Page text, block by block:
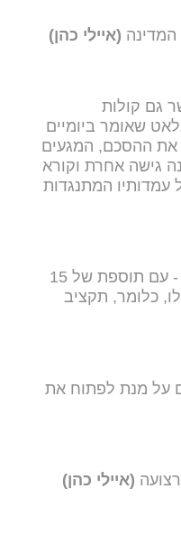
המדינה (איילי כהן)
גם קולות
שאומר ביומיים
את ההסכם, המגעים
גישה אחרת וקורא
עמדותיו המתנגדות
הושג הסכם בין משרד האוצר למשרד הביטחון על תקציב הביטחון - עם תוספת של 15
דולר שכבר קיבלו, כלומר, תקציב
על מנת לפתוח את
(איילי כהן)